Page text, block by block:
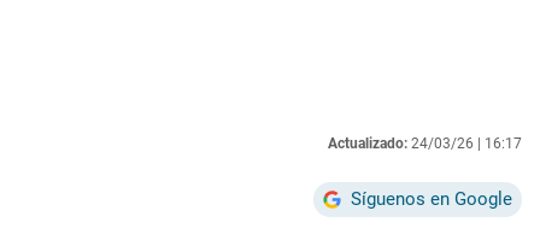
Actualizado: 24/03/26 | 16:17
Síguenos en Google